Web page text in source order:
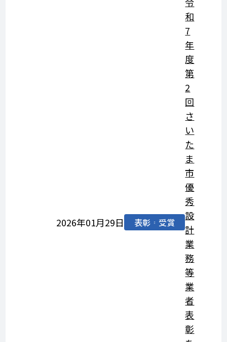
2026年01月29日 表彰・受賞
和
7
年
度
第
2
回
さ
い
た
ま
市
優
秀
設
計
業
務
等
業
者
表
彰